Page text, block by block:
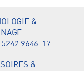
&
5242 9646-17
&